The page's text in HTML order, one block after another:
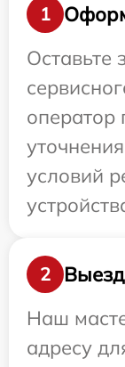
1
Оставьте
оператор
условий
2
Наш
адресу